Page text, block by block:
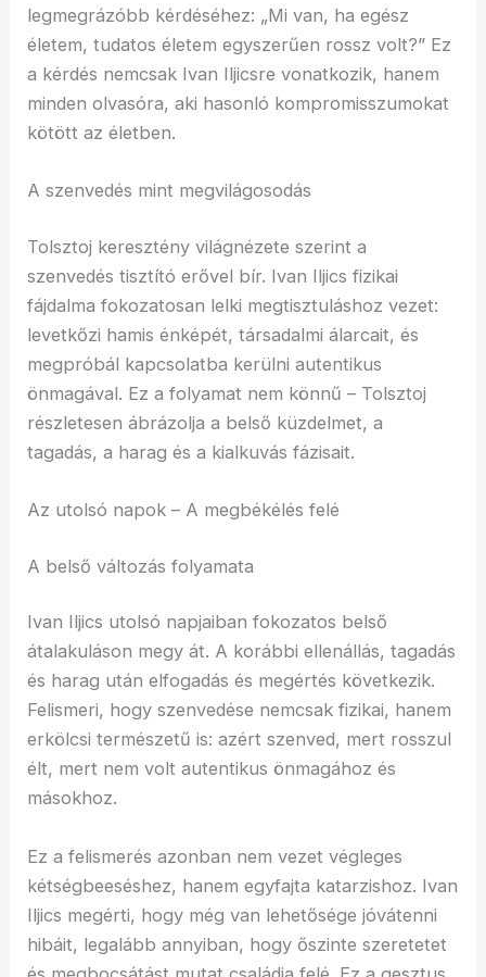
legmegrázóbb kérdéséhez: „Mi van, ha egész
életem, tudatos életem egyszerűen rossz volt?” Ez
a kérdés nemcsak Ivan Iljicsre vonatkozik, hanem
minden olvasóra, aki hasonló kompromisszumokat
kötött az életben.
A szenvedés mint megvilágosodás
Tolsztoj keresztény világnézete szerint a
szenvedés tisztító erővel bír. Ivan Iljics fizikai
fájdalma fokozatosan lelki megtisztuláshoz vezet:
levetkőzi hamis énképét, társadalmi álarcait, és
megpróbál kapcsolatba kerülni autentikus
önmagával. Ez a folyamat nem könnű – Tolsztoj
részletesen ábrázolja a belső küzdelmet, a
tagadás, a harag és a kialkuvás fázisait.
Az utolsó napok – A megbékélés felé
A belső változás folyamata
Ivan Iljics utolsó napjaiban fokozatos belső
átalakuláson megy át. A korábbi ellenállás, tagadás
és harag után elfogadás és megértés következik.
Felismeri, hogy szenvedése nemcsak fizikai, hanem
erkölcsi természetű is: azért szenved, mert rosszul
élt, mert nem volt autentikus önmagához és
másokhoz.
Ez a felismerés azonban nem vezet végleges
kétségbeeséshez, hanem egyfajta katarzishoz. Ivan
Iljics megérti, hogy még van lehetősége jóvátenni
hibáit, legalább annyiban, hogy őszinte szeretetet